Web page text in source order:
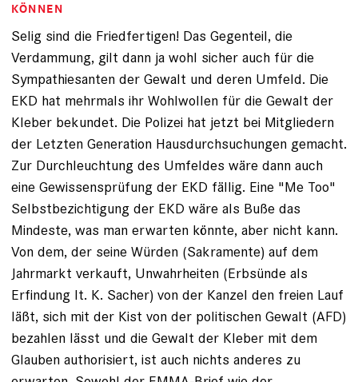
KÖNNEN
Selig sind die Friedfertigen! Das Gegenteil, die
Verdammung, gilt dann ja wohl sicher auch für die
Sympathiesanten der Gewalt und deren Umfeld. Die
EKD hat mehrmals ihr Wohlwollen für die Gewalt der
Kleber bekundet. Die Polizei hat jetzt bei Mitgliedern
der Letzten Generation Hausdurchsuchungen gemacht.
Zur Durchleuchtung des Umfeldes wäre dann auch
eine Gewissensprüfung der EKD fällig. Eine "Me Too"
Selbstbezichtigung der EKD wäre als Buße das
Mindeste, was man erwarten könnte, aber nicht kann.
Von dem, der seine Würden (Sakramente) auf dem
Jahrmarkt verkauft, Unwahrheiten (Erbsünde als
Erfindung lt. K. Sacher) von der Kanzel den freien Lauf
läßt, sich mit der Kist von der politischen Gewalt (AFD)
bezahlen lässt und die Gewalt der Kleber mit dem
Glauben authorisiert, ist auch nichts anderes zu